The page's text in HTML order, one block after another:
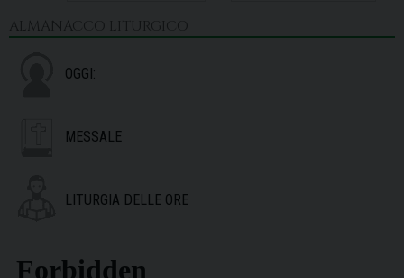
ALMANACCO LITURGICO
OGGI:
MESSALE
LITURGIA DELLE ORE